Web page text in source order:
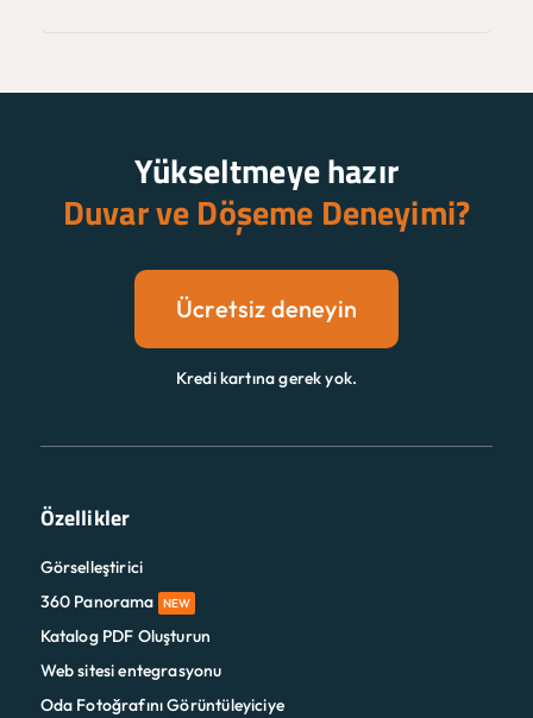
Yükseltmeye hazır
Duvar ve Döşeme Deneyimi?
Ücretsiz deneyin
Kredi kartına gerek yok.
Özellikler
Görselleştirici
360 Panorama
NEW
Katalog PDF Oluşturun
Web sitesi entegrasyonu
Oda Fotoğrafını Görüntüleyiciye